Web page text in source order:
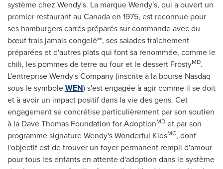
système chez Wendy's. La marque Wendy's, qui a ouvert un
premier restaurant au Canadaen 1975, est reconnue pour
ses hamburgers carrés préparés sur commande avec du
bœuf frais jamais congelé**, ses salades fraîchement
préparées et d'autres plats qui font sa renommée, comme le
chili, les pommes de terre au four et le dessert FrostyMD.
L'entreprise Wendy's Company (inscrite à la bourse Nasdaq
sous le symboleWEN) s'est engagée à agir comme il se doit
et à avoir un impact positif dans la vie des gens. Cet
engagement se concrétise particulièrement par son soutien
à la Dave Thomas Foundation for AdoptionMD et par son
programme signature Wendy's Wonderful KidsMC, dont
l'objectif est de trouver un foyer permanent rempli d'amour
pour tous les enfants en attente d'adoption dans le système